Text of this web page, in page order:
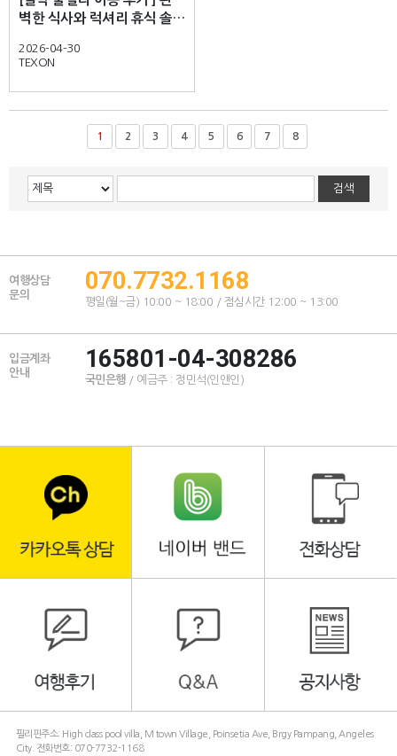
벽한 식사와 럭셔리 휴식 솔
2026-04-30
TEXON
1 2 3 4 5 6 7 8
여행상담
문의
070.7732.1168
평일(월~금) 10:00 ~ 18:00 / 점심시간 12:00 ~ 13:00
입금계좌
안내
165801-04-308286
국민은행/ 예금주 : 정민석(인앤인)
필리핀주소: High class pool villa, M town Village, Poinsetia Ave, Brgy Pampang, Angeles
City. 전화번호: 070-7732-1168